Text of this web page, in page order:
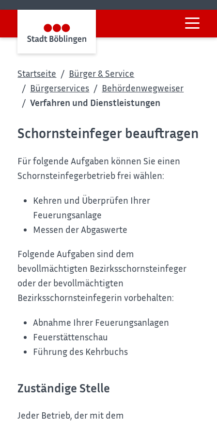
Startseite
Bürger & Service
Bürgerservices
Behördenwegweiser
Verfahren und Dienstleistungen
Schornsteinfeger beauftragen
Für folgende Aufgaben können Sie einen
Schornsteinfegerbetrieb frei wählen:
Kehren und Überprüfen Ihrer
Feuerungsanlage
Messen der Abgaswerte
Folgende Aufgaben sind dem
bevollmächtigten Bezirksschornsteinfeger
oder der bevollmächtigten
Bezirksschornsteinfegerin vorbehalten:
Abnahme Ihrer Feuerungsanlagen
Feuerstättenschau
Führung des Kehrbuchs
Zuständige Stelle
Jeder Betrieb, der mit dem